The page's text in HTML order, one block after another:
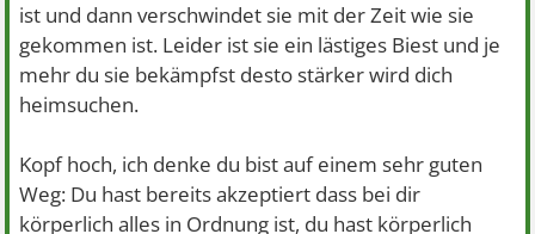
ist und dann verschwindet sie mit der Zeit wie sie
gekommen ist. Leider ist sie ein lästiges Biest und je
mehr du sie bekämpfst desto stärker wird dich
heimsuchen.
Kopf hoch, ich denke du bist auf einem sehr guten
Weg: Du hast bereits akzeptiert dass bei dir
körperlich alles in Ordnung ist, du hast körperlich